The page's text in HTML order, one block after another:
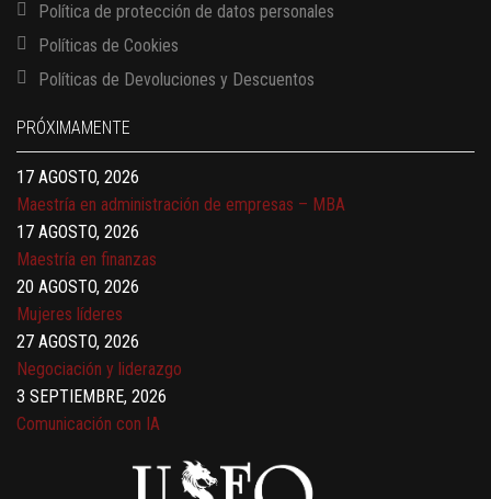
Política de protección de datos personales
Políticas de Cookies
Políticas de Devoluciones y Descuentos
PRÓXIMAMENTE
13 AGOSTO, 2026
17 AGOSTO, 2026
Gerencia de empresas familiares
17 AGOSTO, 2026
Maestría en administración de empresas – MBA
17 AGOSTO, 2026
Maestría en finanzas
20 AGOSTO, 2026
Mujeres líderes
27 AGOSTO, 2026
Negociación y liderazgo
3 SEPTIEMBRE, 2026
Comunicación con IA
Gobernanza de datos